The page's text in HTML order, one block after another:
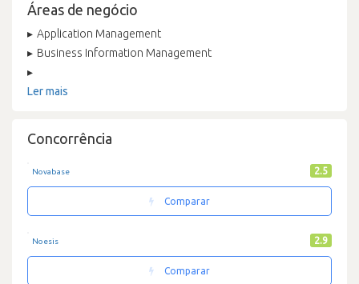
Áreas de negócio
Application Management
Business Information Management
Ler mais
Concorrência
Novabase 2.5
Comparar
Noesis 2.9
Comparar